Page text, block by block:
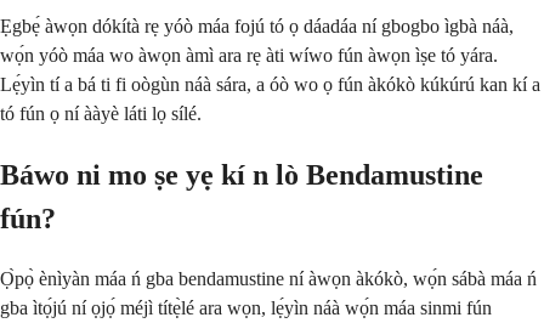
Ẹgbẹ́ àwọn dókítà rẹ yóò máa fojú tó ọ dáadáa ní gbogbo ìgbà náà,
wọ́n yóò máa wo àwọn àmì ara rẹ àti wíwo fún àwọn ìṣe tó yára.
Lẹ́yìn tí a bá ti fi oògùn náà sára, a óò wo ọ fún àkókò kúkúrú kan kí a
tó fún ọ ní ààyè láti lọ sílé.
Báwo ni mo ṣe yẹ kí n lò Bendamustine
fún?
Ọ̀pọ̀ ènìyàn máa ń gba bendamustine ní àwọn àkókò, wọ́n sábà máa ń
gba ìtọ́jú ní ọjọ́ méjì títẹ̀lé ara wọn, lẹ́yìn náà wọ́n máa sinmi fún